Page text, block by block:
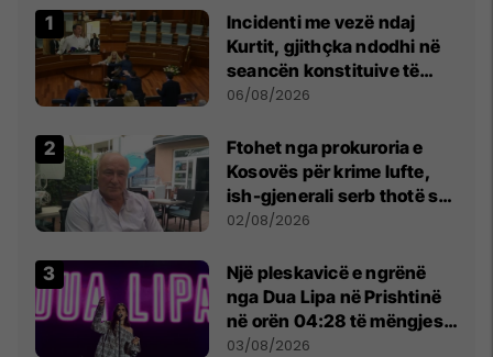
Incidenti me vezë ndaj
Kurtit, gjithçka ndodhi në
seancën konstituive të
Kuvendit
06/08/2026
Ftohet nga prokuroria e
Kosovës për krime lufte,
ish-gjenerali serb thotë se
dikush e tradhtoi në
02/08/2026
Një pleskavicë e ngrënë
nga Dua Lipa në Prishtinë
në orën 04:28 të mëngjesit
- dhe bota digjitale serbe
03/08/2026